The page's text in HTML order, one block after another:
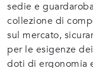
sedie e
collezione di
sul mercato,
per le esigenze
doti di ergonomia